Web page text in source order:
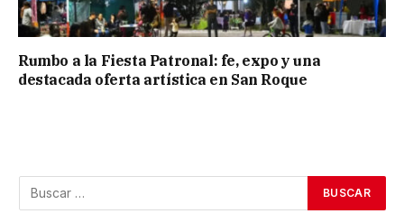
Rumbo a la Fiesta Patronal: fe, expo y una
destacada oferta artística en San Roque